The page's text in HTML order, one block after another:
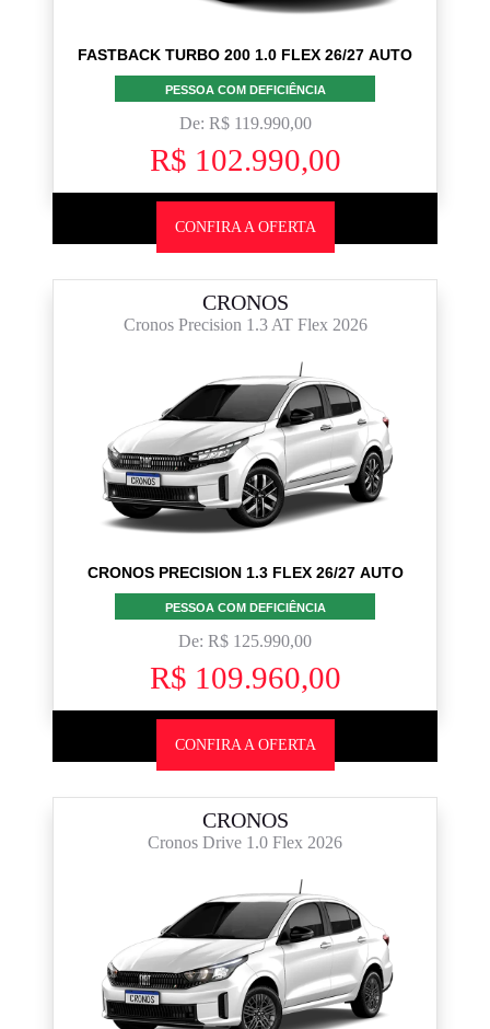
FASTBACK TURBO 200 1.0 FLEX 26/27 AUTO
PESSOA COM DEFICIÊNCIA
De: R$ 119.990,00
R$ 102.990,00
CONFIRA A OFERTA
CRONOS
Cronos Precision 1.3 AT Flex 2026
CRONOS PRECISION 1.3 FLEX 26/27 AUTO
PESSOA COM DEFICIÊNCIA
De: R$ 125.990,00
R$ 109.960,00
CONFIRA A OFERTA
CRONOS
Cronos Drive 1.0 Flex 2026